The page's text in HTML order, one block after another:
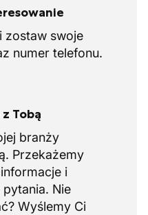
zostaw swoje
numer telefonu.
Tobą
branży
Przekażemy
i
Nie
Wyślemy Ci